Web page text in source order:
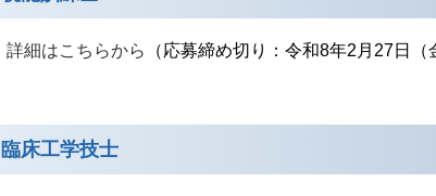
詳細はこちらから （応募締め切り：令和8年2月27日（
臨床工学技士